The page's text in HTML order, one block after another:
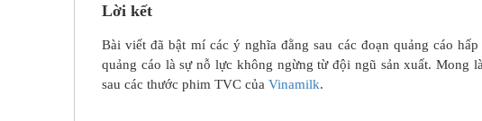
Lời kết
Bài viết đã bật mí các ý nghĩa đằng sau các đoạn quảng cáo
quảng cáo là sự nỗ lực không ngừng từ đội ngũ sản xuất. Mong
sau các thước phim TVC của Vinamilk.